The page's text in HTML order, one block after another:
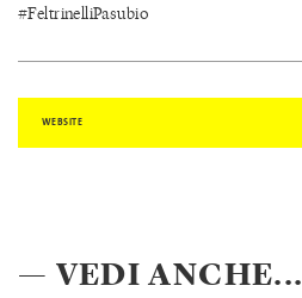
#FeltrinelliPasubio
WEBSITE
— VEDI ANCHE...